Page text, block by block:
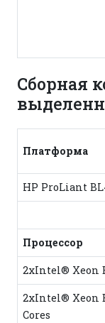
Сборная
Платформа
HP ProLiant
Процессор
2xIntel® Xeon
2xIntel® Xeon
Cores